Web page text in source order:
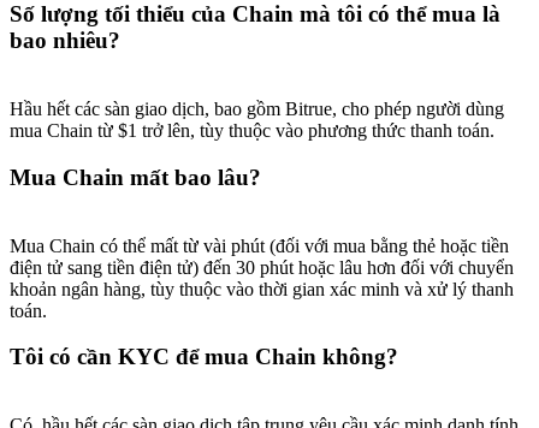
Số lượng tối thiểu của Chain mà tôi có thể mua là
bao nhiêu?
Hầu hết các sàn giao dịch, bao gồm Bitrue, cho phép người dùng
mua Chain từ $1 trở lên, tùy thuộc vào phương thức thanh toán.
Mua Chain mất bao lâu?
Mua Chain có thể mất từ vài phút (đối với mua bằng thẻ hoặc tiền
điện tử sang tiền điện tử) đến 30 phút hoặc lâu hơn đối với chuyển
khoản ngân hàng, tùy thuộc vào thời gian xác minh và xử lý thanh
toán.
Tôi có cần KYC để mua Chain không?